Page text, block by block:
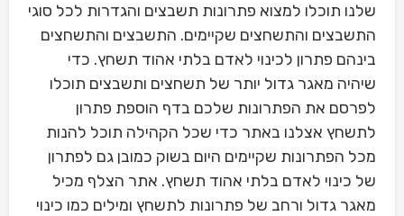
שלנו תוכלו למצוא פתרונות תשבצים והגדרות לכל סוגי
התשבצים והתשחצים שקיימים. התשבצים והתשחצים
בינהם פתרון לכינוי לאדם בלתי אהוד תשחץ. כדי
שיהיה מאגר גדול יותר של תשחצים ותשבצים תוכלו
לפרסם את הפתרונות שלכם בדף הוספת פתרון
לתשחץ אצלנו באתר כדי שכל הקהילה תוכל להנות
מכל הפתרונות שקיימים היום בשוק כמובן גם לפתרון
של כינוי לאדם בלתי אהוד תשחץ. אתר הצלף מכיל
מאגר גדול ורחב של פתרונות לתשחץ ומילים כמו כינוי